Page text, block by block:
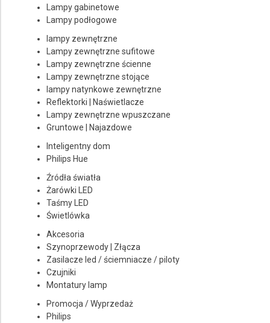
Lampy gabinetowe
Lampy podłogowe
lampy zewnętrzne
Lampy zewnętrzne sufitowe
Lampy zewnętrzne ścienne
Lampy zewnętrzne stojące
lampy natynkowe zewnętrzne
Reflektorki | Naświetlacze
Lampy zewnętrzne wpuszczane
Gruntowe | Najazdowe
Inteligentny dom
Philips Hue
Źródła światła
Żarówki LED
Taśmy LED
Świetlówka
Akcesoria
Szynoprzewody | Złącza
Zasilacze led / ściemniacze / piloty
Czujniki
Montatury lamp
Promocja / Wyprzedaż
Philips